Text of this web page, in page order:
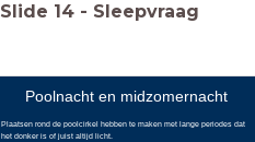
Slide 14 - Sleepvraag
Poolnacht en midzomernacht
Plaatsen rond de poolcirkel hebben te maken met lange periodes dat
het donker is of juist altijd licht.